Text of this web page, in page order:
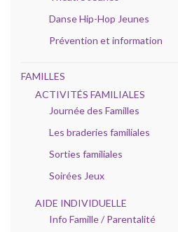
Danse Hip-Hop Jeunes
Prévention et information
FAMILLES
ACTIVITÉS FAMILIALES
Journée des Familles
Les braderies familiales
Sorties familiales
Soirées Jeux
AIDE INDIVIDUELLE
Info Famille / Parentalité